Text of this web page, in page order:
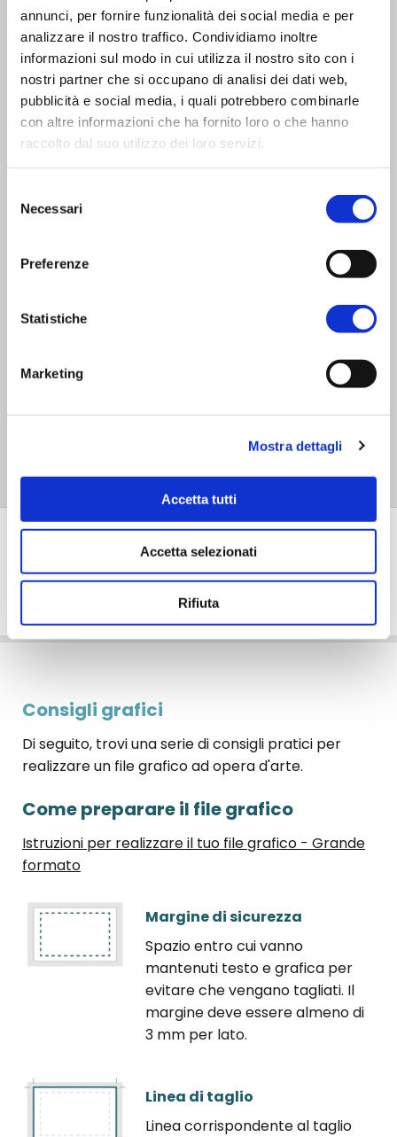
annunci, per fornire funzionalità dei social media e per
analizzare il nostro traffico. Condividiamo inoltre
informazioni sul modo in cui utilizza il nostro sito con i
nostri partner che si occupano di analisi dei dati web,
pubblicità e social media, i quali potrebbero combinarle
con altre informazioni che ha fornito loro o che hanno
raccolto dal suo utilizzo dei loro servizi.
delNecessari
Preferenze
Statistiche
Marketing
Mostra dettagli
Accetta tutti
Accetta selezionati
Rifiuta
Questi pannelli sandwich hannocaratteristiche
molto particolariche li differenziano dalla
maggioranza dei pannelli sandwich presenti sul
mercato: elevata rigidità e buona resistenza agli
all'umidità
e alle intemperie in particolare se
separatamente. Hanno una eccellente
planarità,
con un buon punto di bianco che garantisce
risultati ottimali nella stampa diretta UV flatbed
ed una adesione perfetta delle pellicole adesive
(stampate/laminazioni) applicate sul pannello.
Grandeflessibilitànelle lavorazioni con la
possibilità di creare forme geometriche o
Recensioni
FAQ
Consigli grafici
Di seguito, trovi una serie di consigli pratici per
realizzare un file grafico ad opera d'arte.
Come preparare il file grafico
Istruzioni per realizzare il tuo file grafico - Grande
formato
Margine di sicurezza
Spazio entro cui vanno
mantenuti testo e grafica per
evitare che vengano tagliati. Il
margine deve essere almeno di
3 mm per lato.
Linea di taglio
Linea corrispondente al taglio